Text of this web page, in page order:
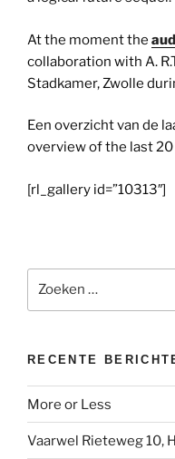
At the moment the
collaboration with A.
Stadkamer, Zwolle
Een overzicht van de
overview of the last
[rl_gallery id=”10313″]
naar:
RECENTE
More or Less
Vaarwel Rieteweg 10,